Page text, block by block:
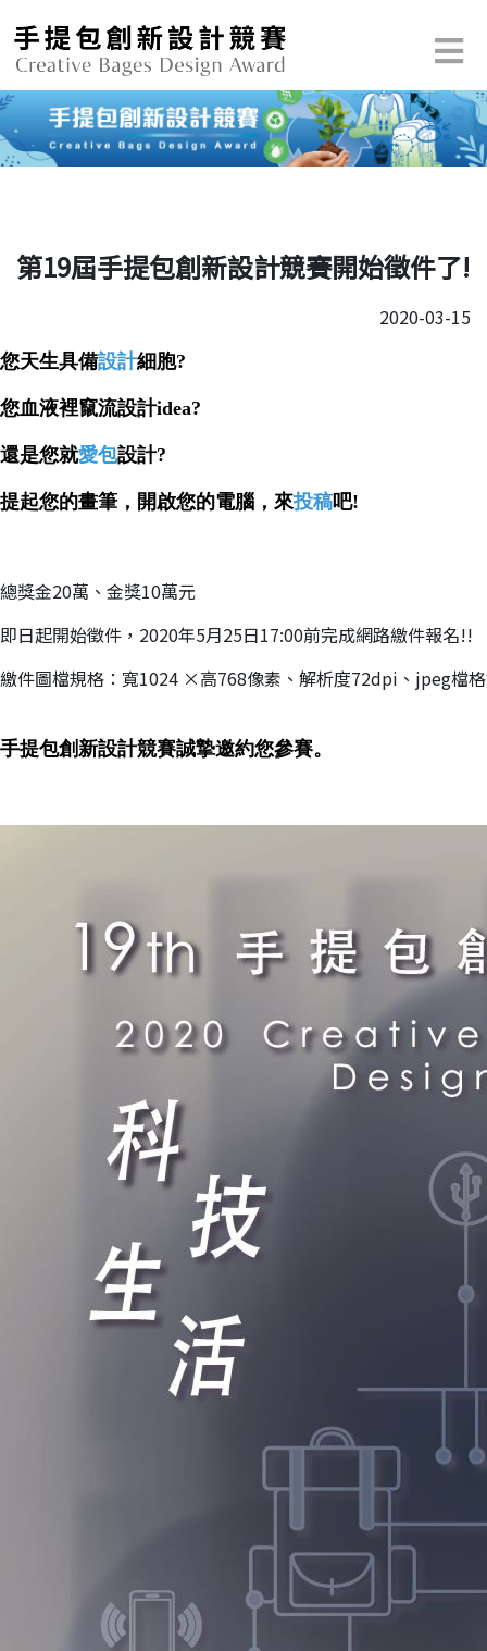
第19屆手提包創新設計競賽開始徵件了!
2020-03-15
您天生具備設計細胞?
您血液裡竄流設計idea?
還是您就愛包設計?
提起您的畫筆，開啟您的電腦，來投稿吧!
總獎金20萬、金獎10萬元
即日起開始徵件，2020年5月25日17:00前完成網路繳件報名!!
繳件圖檔規格：寬1024 ×高768像素、解析度72dpi、jpeg檔
手提包創新設計競賽誠摯邀約您參賽。